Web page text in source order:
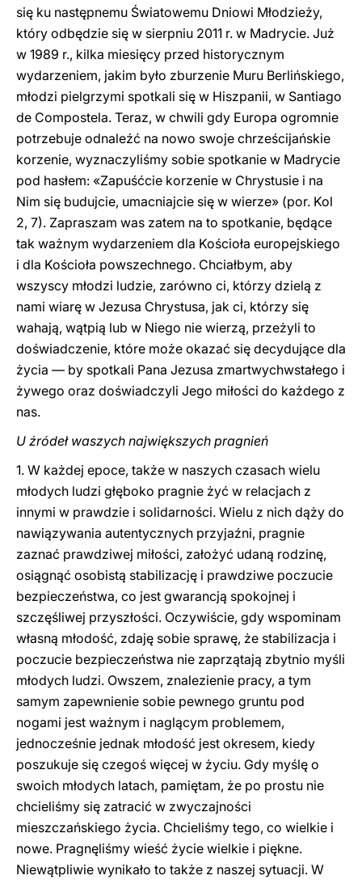
się ku następnemu Światowemu Dniowi Młodzieży,
który odbędzie się w sierpniu 2011 r. w Madrycie. Już
w 1989 r., kilka miesięcy przed historycznym
wydarzeniem, jakim było zburzenie Muru Berlińskiego,
młodzi pielgrzymi spotkali się w Hiszpanii, w Santiago
de Compostela. Teraz, w chwili gdy Europa ogromnie
potrzebuje odnaleźć na nowo swoje chrześcijańskie
korzenie, wyznaczyliśmy sobie spotkanie w Madrycie
pod hasłem: «Zapuśćcie korzenie w Chrystusie i na
Nim się budujcie, umacniajcie się w wierze» (por. Kol
2, 7). Zapraszam was zatem na to spotkanie, będące
tak ważnym wydarzeniem dla Kościoła europejskiego
i dla Kościoła powszechnego. Chciałbym, aby
wszyscy młodzi ludzie, zarówno ci, którzy dzielą z
nami wiarę w Jezusa Chrystusa, jak ci, którzy się
wahają, wątpią lub w Niego nie wierzą, przeżyli to
doświadczenie, które może okazać się decydujące dla
życia — by spotkali Pana Jezusa zmartwychwstałego i
żywego oraz doświadczyli Jego miłości do każdego z
nas.
U źródeł waszych największych pragnień
1. W każdej epoce, także w naszych czasach wielu
młodych ludzi głęboko pragnie żyć w relacjach z
innymi w prawdzie i solidarności. Wielu z nich dąży do
nawiązywania autentycznych przyjaźni, pragnie
zaznać prawdziwej miłości, założyć udaną rodzinę,
osiągnąć osobistą stabilizację i prawdziwe poczucie
bezpieczeństwa, co jest gwarancją spokojnej i
szczęśliwej przyszłości. Oczywiście, gdy wspominam
własną młodość, zdaję sobie sprawę, że stabilizacja i
poczucie bezpieczeństwa nie zaprzątają zbytnio myśli
młodych ludzi. Owszem, znalezienie pracy, a tym
samym zapewnienie sobie pewnego gruntu pod
nogami jest ważnym i naglącym problemem,
jednocześnie jednak młodość jest okresem, kiedy
poszukuje się czegoś więcej w życiu. Gdy myślę o
swoich młodych latach, pamiętam, że po prostu nie
chcieliśmy się zatracić w zwyczajności
mieszczańskiego życia. Chcieliśmy tego, co wielkie i
nowe. Pragnęliśmy wieść życie wielkie i piękne.
Niewątpliwie wynikało to także z naszej sytuacji. W